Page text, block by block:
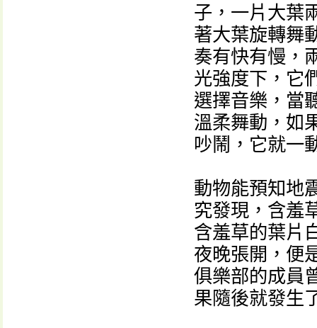
子，一片大葉
著大葉旋轉舞
奏有快有慢，
光強度下，它
選擇音樂，當
溫柔舞動，如
吵鬧，它就一
動物能預知地
究發現，含羞
含羞草的葉片
夜晚張開，便
俱樂部的成員
果隨後就發生